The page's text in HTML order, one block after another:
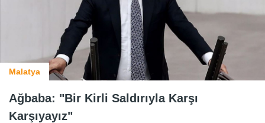
Malatya
Ağbaba: "Bir Kirli Saldırıyla Karşı
Karşıyayız"